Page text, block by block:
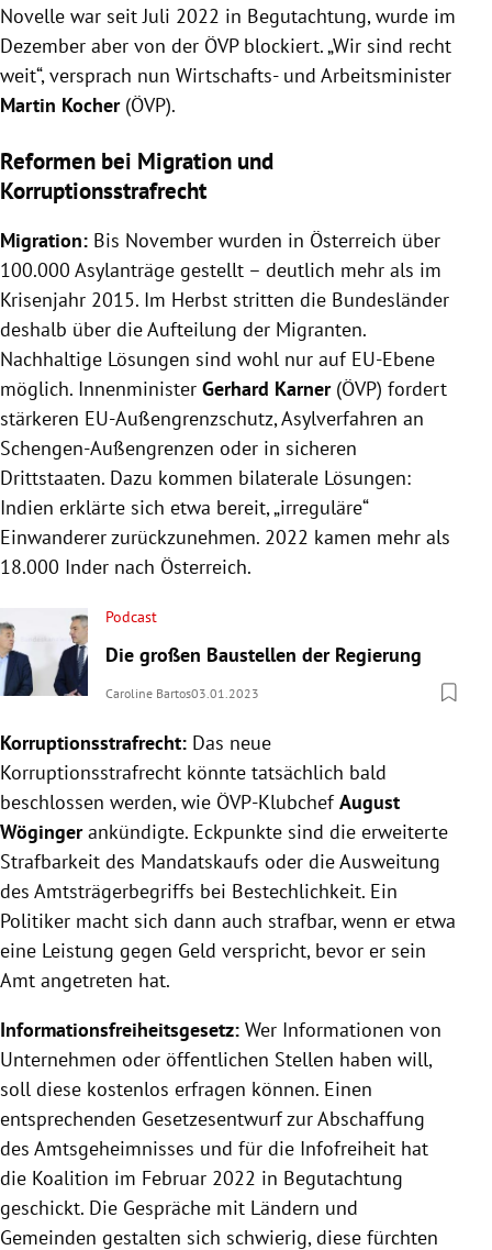
Novelle war seit Juli 2022 in Begutachtung, wurde im
Dezember aber von der ÖVP blockiert. „Wir sind recht
weit“, versprach nun Wirtschafts- und Arbeitsminister
Martin Kocher(ÖVP).
Reformen bei Migration und
Korruptionsstrafrecht
Migration: Bis November wurden in Österreich über
100.000 Asylanträge gestellt – deutlich mehr als im
Krisenjahr 2015. Im Herbst stritten die Bundesländer
deshalb über die Aufteilung der Migranten.
Nachhaltige Lösungen sind wohl nur auf EU-Ebene
möglich. Innenminister Gerhard Karner(ÖVP) fordert
stärkeren EU-Außengrenzschutz, Asylverfahren an
Schengen-Außengrenzen oder in sicheren
Drittstaaten. Dazu kommen bilaterale Lösungen:
Indien erklärte sich etwa bereit, „irreguläre“
Einwanderer zurückzunehmen. 2022 kamen mehr als
18.000 Inder nach Österreich.
Podcast
Die großen Baustellen der Regierung
Caroline Bartos03.01.2023
Korruptionsstrafrecht: Das neue
Korruptionsstrafrecht könnte tatsächlich bald
beschlossen werden, wie ÖVP-KlubchefAugust
Wögingerankündigte. Eckpunkte sind die erweiterte
Strafbarkeit des Mandatskaufs oder die Ausweitung
des Amtsträgerbegriffs bei Bestechlichkeit. Ein
Politiker macht sich dann auch strafbar, wenn er etwa
eine Leistung gegen Geld verspricht, bevor er sein
Amt angetreten hat.
Informationsfreiheitsgesetz: Wer Informationen von
Unternehmen oder öffentlichen Stellen haben will,
soll diese kostenlos erfragen können. Einen
entsprechenden Gesetzesentwurf zur Abschaffung
des Amtsgeheimnisses und für die Infofreiheit hat
die Koalition im Februar 2022 in Begutachtung
geschickt. Die Gespräche mit Ländern und
Gemeinden gestalten sich schwierig, diese fürchten